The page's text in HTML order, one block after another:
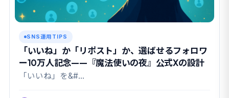
SNS運用TIPS
「いいね」か「リポスト」か、選ばせるフォロワ
ー10万人記念——『魔法使いの夜』公式Xの設計
「いいね」を&#…